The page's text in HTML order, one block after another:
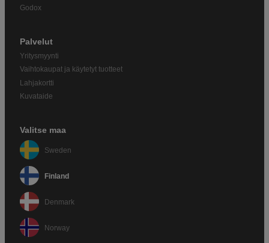
Godox
Palvelut
Yritysmyynti
Vaihtokaupat ja käytetyt tuotteet
Lahjakortti
Kuvataide
Valitse maa
Sweden
Finland
Denmark
Norway